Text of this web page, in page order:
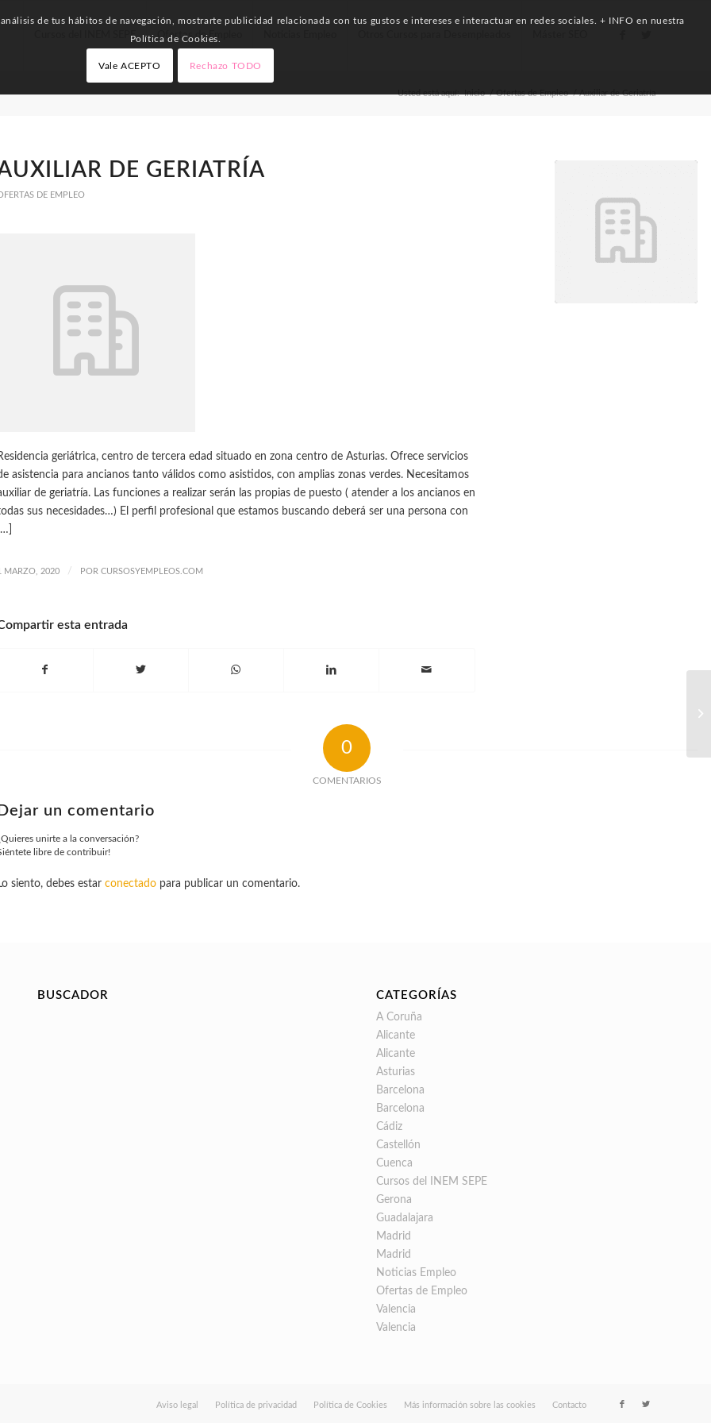
Cursos del INEM SEPE Ofertas de Empleo
Usted está aquí: Inicio / Ofertas de Empleo / Auxiliar de Geriatría
DE GERIATRÍA
DE EMPLEO
geriátrica, centro de tercera edad situado en zona centro de Asturias. Ofrece servicios
asistencia para ancianos tanto válidos como asistidos, con amplias zonas verdes. Necesitamos
de geriatría. Las funciones a realizar serán las propias de puesto ( atender a los ancianos en
sus necesidades…) El perfil profesional que estamos buscando deberá ser una persona con
[…]
MARZO, 2020 / POR CURSOSYEMPLEOS.COM
esta entrada
0
COMENTARIOS
Dejar un comentario
unirte a la conversación?
libre de contribuir!
Lo siento, debes estar conectadopara publicar un comentario.
BUSCADOR CATEGORÍAS
A Coruña
Alicante
Alicante
Asturias
Barcelona
Barcelona
Cádiz
Castellón
Cuenca
Cursos del INEM SEPE
Gerona
Guadalajara
Madrid
Madrid
Noticias Empleo
Ofertas de Empleo
Valencia
Valencia
Aviso legal Política de privacidad Política de Cookies Más información sobre las cookies Contacto
de tus hábitos de navegación, mostrarte publicidad relacionada con tus gustos e intereses e interactuar en redes sociales. + INFO en nuestra
Política de Cookies.
Vale ACEPTO Rechazo TODO